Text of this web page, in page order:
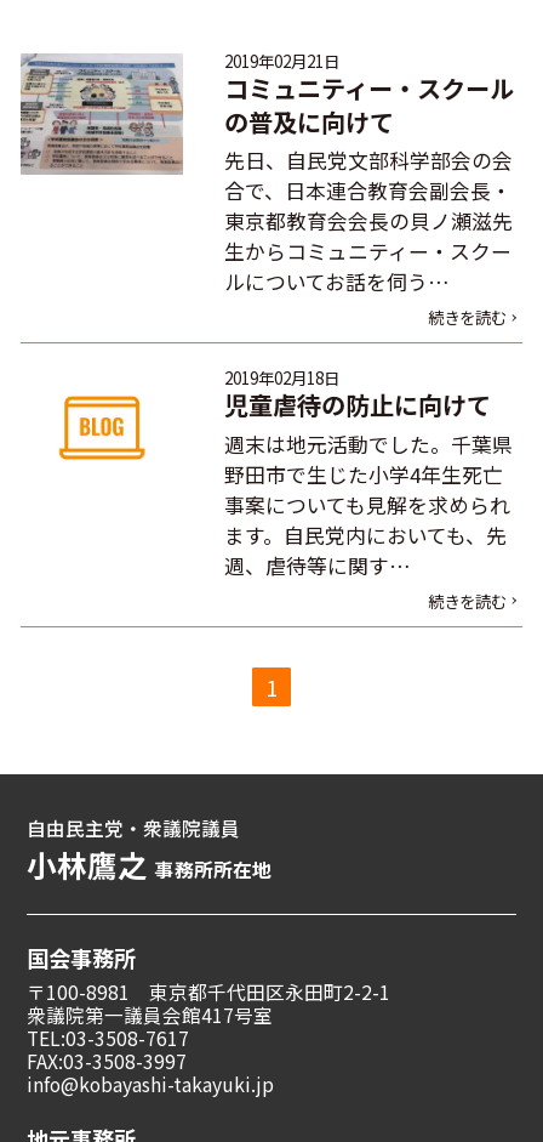
2019年02月21日
コミュニティー・スクール
の普及に向けて
先日、自民党文部科学部会の会
合で、日本連合教育会副会長・
東京都教育会会長の貝ノ瀬滋先
生からコミュニティー・スクー
ルについてお話を伺う…
続きを読む
2019年02月18日
児童虐待の防止に向けて
週末は地元活動でした。千葉県
野田市で生じた小学4年生死亡
事案についても見解を求められ
ます。自民党内においても、先
週、虐待等に関す…
続きを読む
1
自由民主党・衆議院議員
小林鷹之事務所所在地
国会事務所
〒100-8981 東京都千代田区永田町2-2-1
衆議院第一議員会館417号室
TEL:03-3508-7617
FAX:03-3508-3997
info@kobayashi-takayuki.jp